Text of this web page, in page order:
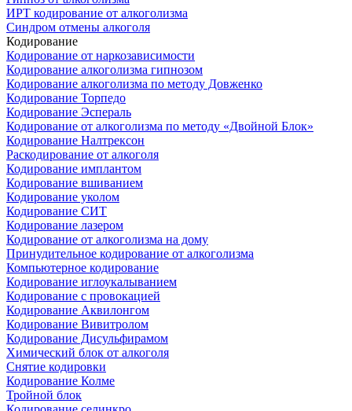
ИРТ кодирование от алкоголизма
Синдром отмены алкоголя
Кодирование
Кодирование от наркозависимости
Кодирование алкоголизма гипнозом
Кодирование алкоголизма по методу Довженко
Кодирование Торпедо
Кодирование Эспераль
Кодирование от алкоголизма по методу «Двойной Блок»
Кодирование Налтрексон
Раскодирование от алкоголя
Кодирование имплантом
Кодирование вшиванием
Кодирование уколом
Кодирование СИТ
Кодирование лазером
Кодирование от алкоголизма на дому
Принудительное кодирование от алкоголизма
Компьютерное кодирование
Кодирование иглоукалыванием
Кодирование с провокацией
Кодирование Аквилонгом
Кодирование Вивитролом
Кодирование Дисульфирамом
Химический блок от алкоголя
Снятие кодировки
Кодирование Колме
Тройной блок